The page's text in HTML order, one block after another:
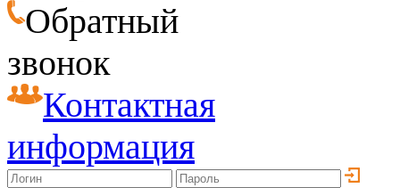
Обратный
звонок
Контактная
информация